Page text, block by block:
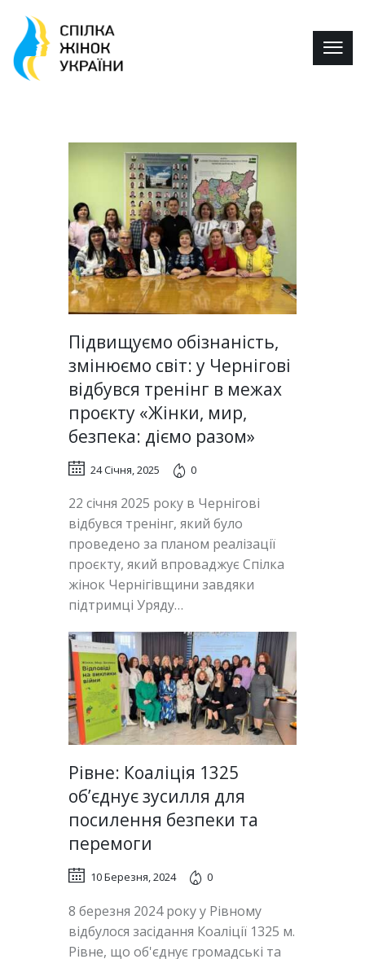
Підвищуємо обізнаність,
змінюємо світ: у Чернігові
відбувся тренінг в межах
проєкту «Жінки, мир,
безпека: діємо разом»
24 Січня, 2025 0
22 січня 2025 року в Чернігові
відбувся тренінг, який було
проведено за планом реалізації
проєкту, який впроваджує Спілка
жінок Чернігівщини завдяки
підтримці Уряду…
Рівне: Коаліція 1325
об’єднує зусилля для
посилення безпеки та
перемоги
10 Березня, 2024 0
8 березня 2024 року у Рівному
відбулося засідання Коаліції 1325 м.
Рівне, що об'єднує громадські та